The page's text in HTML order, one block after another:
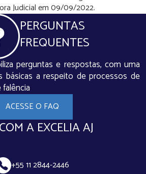
Judicial em 09/09/2022.
PERGUNTAS
FREQUENTES
perguntas e respostas, com uma
básicas a respeito de processos de
ACESSE O FAQ
A EXCELIA AJ
+55 11 2844-2446